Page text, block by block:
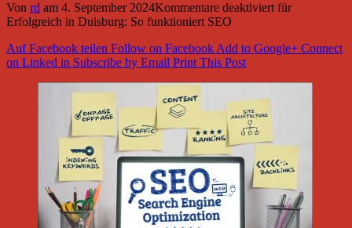
Von rd am 4. September 2024Kommentare deaktiviertfür
Erfolgreich in Duisburg: So funktioniert SEO
Auf Facebook teilen Follow on FacebookAdd to Google+ Connect
on Linked in Subscribe by Email Print This Post